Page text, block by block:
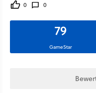
0 0
79
GameStar